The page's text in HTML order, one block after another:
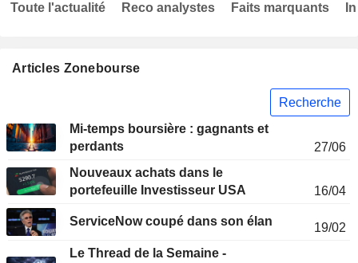
Articles Zonebourse
Recherche
Mi-temps boursière : gagnants et
perdants
27/06
Nouveaux achats dans le
portefeuille Investisseur USA
16/04
ServiceNow coupé dans son élan
19/02
Le Thread de la Semaine -
Toute l'actualité Reco analystes Faits marquants